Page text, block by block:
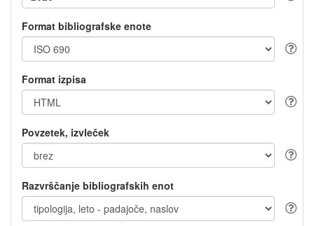
Format bibliografske enote
Format izpisa
Povzetek, izvleček
Razvrščanje bibliografskih enot